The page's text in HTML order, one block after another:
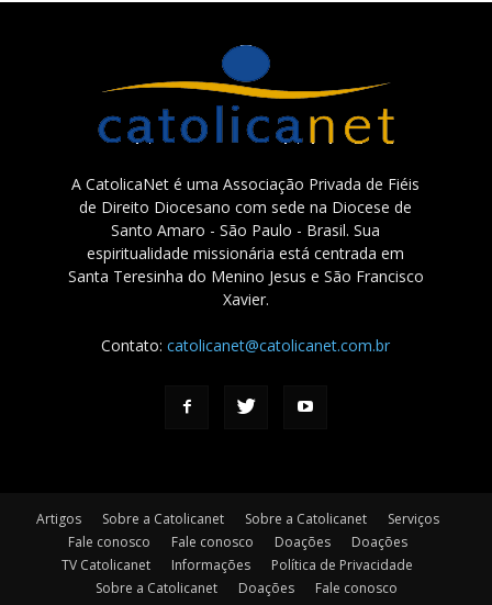
A CatolicaNet é uma Associação Privada de Fiéis
de Direito Diocesano com sede na Diocese de
Santo Amaro - São Paulo - Brasil. Sua
espiritualidade missionária está centrada em
Santa Teresinha do Menino Jesus e São Francisco
Xavier.
Contato:catolicanet@catolicanet.com.br
Artigos Sobre a Catolicanet Sobre a Catolicanet
Serviços
Fale conosco
Fale conosco Doações
Doações
TV Catolicanet
Informações
Política de Privacidade
Sobre a Catolicanet
Doações Fale conosco